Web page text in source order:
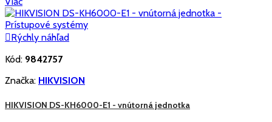
Rýchly náhľad
Kód: 9842757
Značka: HIKVISION
HIKVISION DS-KH6000-E1 - vnútorná jednotka